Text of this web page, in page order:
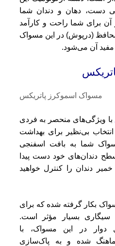
دست، دهان و دندان شما
آن برای شما راحت و کارآمد
(درپوش) در این مسواک
آن می‌شود.
با ویژگی‌های منحصر به فردی
بی‌نظیر برای بهداشت
شما به بافت اسفنجی
دندان‌های خود دست پیدا
دندان را کنترل خواهید
بکار گرفته شده که برای
سیگاری بسیار مؤثر است.
دوار در این مسواک، با
شده و به پاک‌سازی